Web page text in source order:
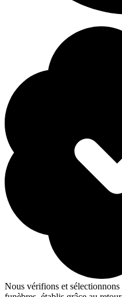
Nous vérifions et sélectionnons